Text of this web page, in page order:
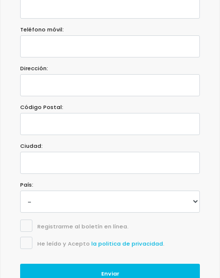
Teléfono móvil:
Dirección:
Código Postal:
Ciudad:
País:
Registrarme al boletín en línea.
He leído y Acepto la politica de privacidad.
Enviar